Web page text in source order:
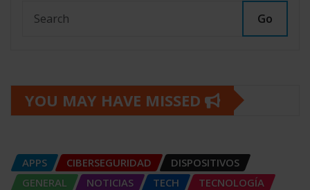
Go
YOU MAY HAVE MISSED
APPS CIBERSEGURIDAD
DISPOSITIVOS
GENERAL
NOTICIAS TECH TECNOLOGÍA